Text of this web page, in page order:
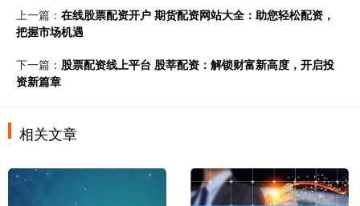
上一篇： 在线股票配资开户 期货配资网站大全：助您轻松配资，
把握市场机遇
下一篇： 股票配资线上平台 股莘配资：解锁财富新高度，开启投
资新篇章
相关文章